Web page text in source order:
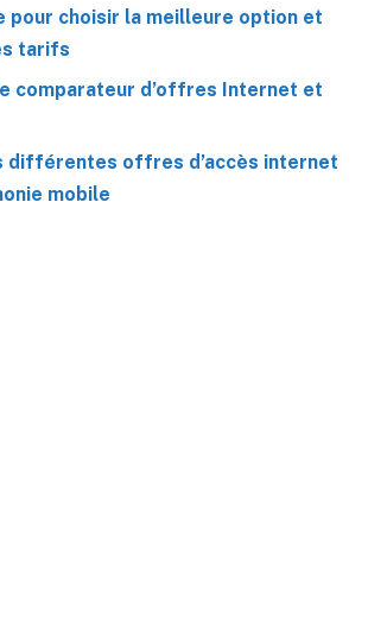
pour choisir la meilleure option et
tarifs
comparateur d’offres Internet et
différentes offres d’accès internet
mobile